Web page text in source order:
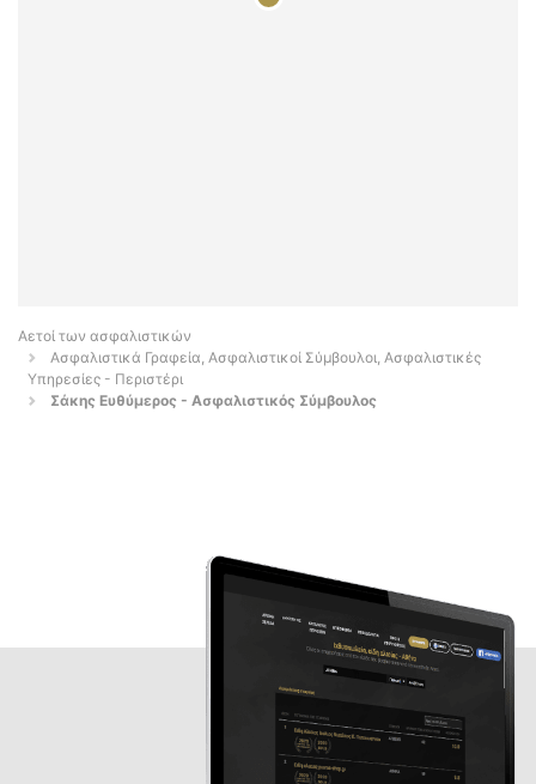
Αετοί των ασφαλιστικών
Ασφαλιστικά Γραφεία, Ασφαλιστικοί Σύμβουλοι, Ασφαλιστικές
Υπηρεσίες - Περιστέρι
Σάκης Ευθύμερος - Ασφαλιστικός Σύμβουλος